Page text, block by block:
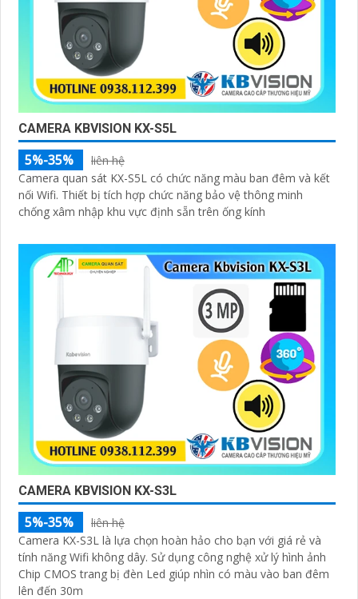
CAMERA KBVISION KX-S5L
5%-35%
liên hệ
Camera quan sát KX-S5L có chức năng màu ban đêm và kết
nối Wifi. Thiết bị tích hợp chức năng bảo vệ thông minh
chống xâm nhập khu vực định sẵn trên ống kính
CAMERA KBVISION KX-S3L
5%-35%
liên hệ
Camera KX-S3L là lựa chọn hoàn hảo cho bạn với giá rẻ và
tính năng Wifi không dây. Sử dụng công nghệ xử lý hình ảnh
Chip CMOS trang bị đèn Led giúp nhìn có màu vào ban đêm
lên đến 30m